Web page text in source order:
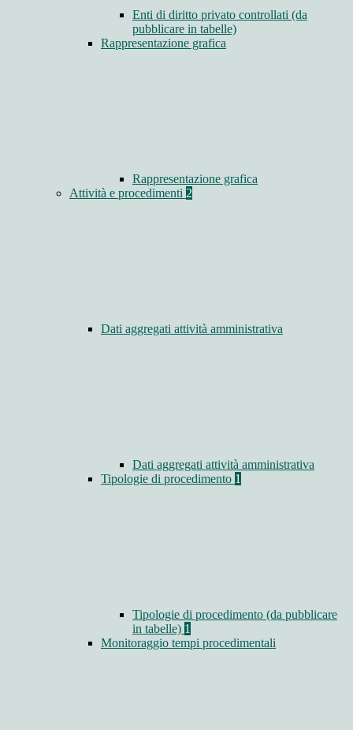
Enti di diritto privato controllati (da
pubblicare in tabelle)
Rappresentazione grafica
Rappresentazione grafica
Attività e procedimenti 2
Dati aggregati attività amministrativa
Dati aggregati attività amministrativa
Tipologie di procedimento 1
Tipologie di procedimento (da pubblicare
in tabelle) 1
Monitoraggio tempi procedimentali